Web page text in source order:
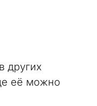
других
её можно